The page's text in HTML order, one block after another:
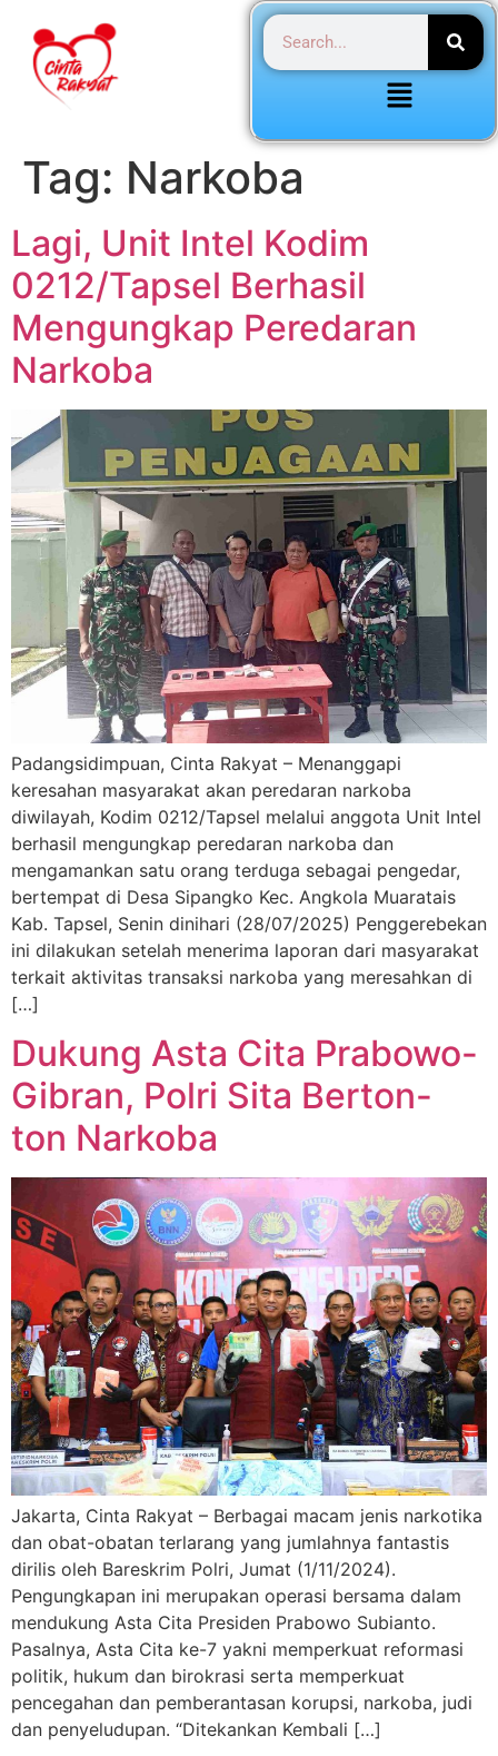
Tag: Narkoba
Lagi, Unit Intel Kodim
0212/Tapsel Berhasil
Mengungkap Peredaran
Narkoba
Padangsidimpuan, Cinta Rakyat – Menanggapi
keresahan masyarakat akan peredaran narkoba
diwilayah, Kodim 0212/Tapsel melalui anggota Unit Intel
berhasil mengungkap peredaran narkoba dan
mengamankan satu orang terduga sebagai pengedar,
bertempat di Desa Sipangko Kec. Angkola Muaratais
Kab. Tapsel, Senin dinihari (28/07/2025) Penggerebekan
ini dilakukan setelah menerima laporan dari masyarakat
terkait aktivitas transaksi narkoba yang meresahkan di
[…]
Dukung Asta Cita Prabowo-
Gibran, Polri Sita Berton-
ton Narkoba
Jakarta, Cinta Rakyat – Berbagai macam jenis narkotika
dan obat-obatan terlarang yang jumlahnya fantastis
dirilis oleh Bareskrim Polri, Jumat (1/11/2024).
Pengungkapan ini merupakan operasi bersama dalam
mendukung Asta Cita Presiden Prabowo Subianto.
Pasalnya, Asta Cita ke-7 yakni memperkuat reformasi
politik, hukum dan birokrasi serta memperkuat
pencegahan dan pemberantasan korupsi, narkoba, judi
dan penyeludupan. “Ditekankan Kembali […]